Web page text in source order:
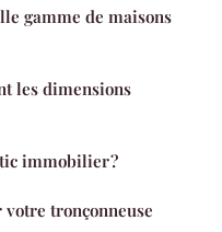
gamme de maisons
les dimensions
immobilier ?
tronçonneuse